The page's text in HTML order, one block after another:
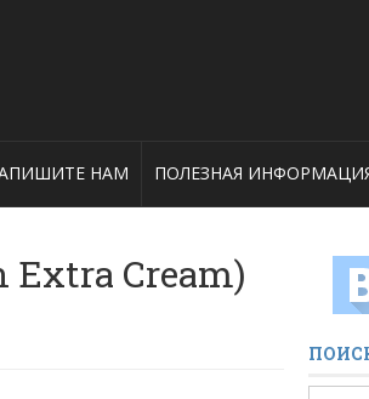
НАМ ПОЛЕЗНАЯ
Cream)